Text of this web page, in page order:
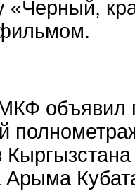
«Черный,
объявил
Арыма